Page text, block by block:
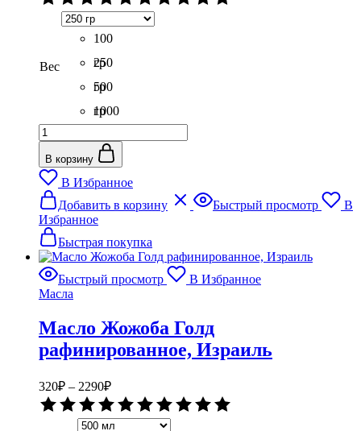
190₽
–
1070₽
Вес
100
гр
250
гр
500
гр
1000
Количество
товара
Масло
Рисовых
отрубей
рафинированное,
Италия
В корзину
В Избранное
Добавить в корзину
Этот
товар
вариаций.
Опции
можно
странице
товара.
Быстрый просмотр
В
Избранное
Быстрая покупка
Быстрый просмотр
В Избранное
Масла
Масло Жожоба Голд
рафинированное, Израиль
320₽ – 2290₽Диапазон
цен:
320₽